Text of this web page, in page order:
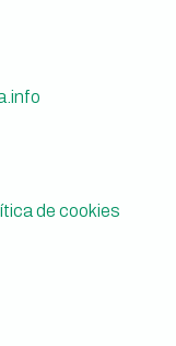
de cookies